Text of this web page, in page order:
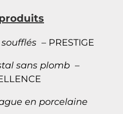
– PRESTIGE
sans plomb–
en porcelaine